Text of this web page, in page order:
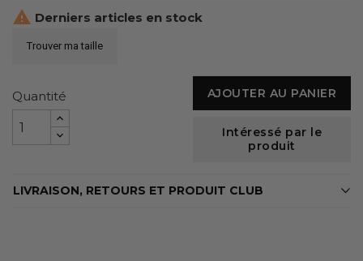
 Derniers articles en stock
Trouver ma taille
Quantité AJOUTER AU PANIER
Intéressé par le
produit
LIVRAISON, RETOURS ET PRODUIT CLUB